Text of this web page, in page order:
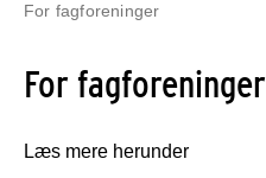
For fagforeninger
For fagforeninger
Læs mere herunder